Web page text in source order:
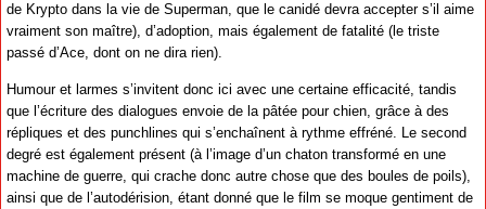
de Krypto dans la vie de Superman, que le canidé devra accepter s’il aime
vraiment son maître), d’adoption, mais également de fatalité (le triste
passé d’Ace, dont on ne dira rien).
Humour et larmes s’invitent donc ici avec une certaine efficacité, tandis
que l’écriture des dialogues envoie de la pâtée pour chien, grâce à des
répliques et des punchlines qui s’enchaînent à rythme effréné. Le second
degré est également présent (à l’image d’un chaton transformé en une
machine de guerre, qui crache donc autre chose que des boules de poils),
ainsi que de l’autodérision, étant donné que le film se moque gentiment de